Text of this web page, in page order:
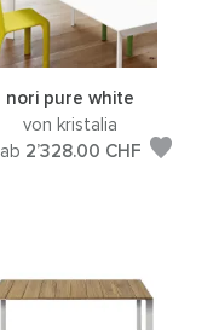
nori pure white
von kristalia
ab 2’328.00 CHF